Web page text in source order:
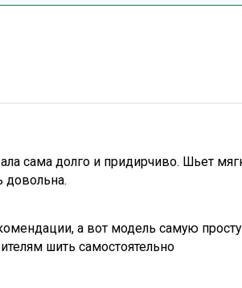
сама долго и придирчиво. Шьет
довольна.
а вот модель самую
шить самостоятельно